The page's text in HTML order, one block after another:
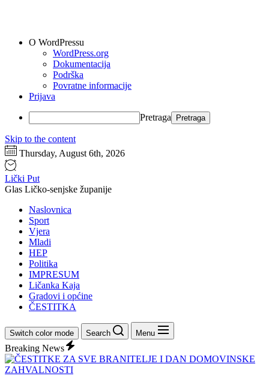
O WordPressu
WordPress.org
Dokumentacija
Podrška
Povratne informacije
Prijava
Pretraga
Skip to the content
Thursday, August 6th, 2026
Lički Put
Glas Ličko-senjske županije
Naslovnica
Sport
Vjera
Mladi
HEP
Politika
IMPRESUM
Ličanka Kaja
Gradovi i općine
ČESTITKA
Switch color mode Search Menu
Breaking News